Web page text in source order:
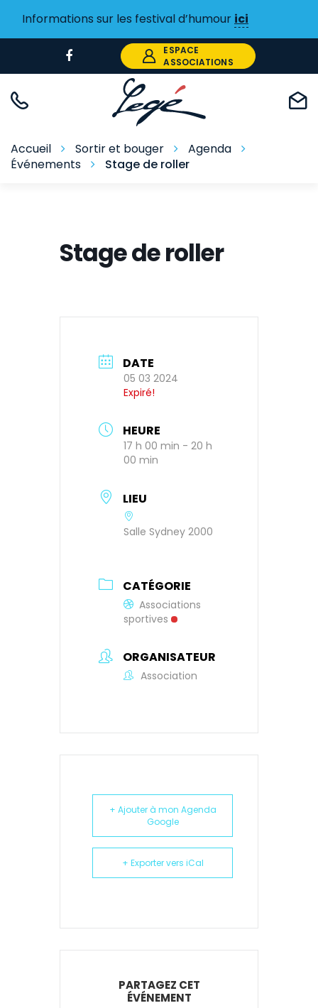
Informations sur les festival d’humour ici
vers
Facebook
ESPACE
ASSOCIATIONS
Accueil Sortir et bouger
Agenda
Événements
Stage de roller
Stage de roller
DATE
05 03 2024
Expiré!
HEURE
17 h 00 min - 20 h
00 min
LIEU
Salle Sydney 2000
CATÉGORIE
Associations
sportives
ORGANISATEUR
Association
+ Ajouter à mon Agenda
Google
+ Exporter vers iCal
PARTAGEZ CET
ÉVÉNEMENT